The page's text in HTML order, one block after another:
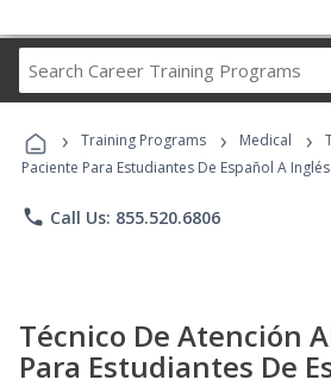
Career
Programs
› Training Programs › Medical ›
Paciente Para Estudiantes De Español A
phone Call Us: 855.520.6806
Técnico De Atención
Para Estudiantes De